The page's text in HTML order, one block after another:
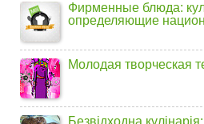
Фирменные блюда:
определяющие
Молодая творческая
Безвідходна